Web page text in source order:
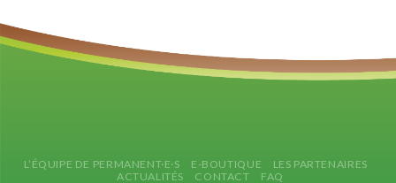
L’ÉQUIPE DE PERMANENT·E·S E-BOUTIQUE
LES PARTENAIRES
ACTUALITÉS
CONTACT FAQ